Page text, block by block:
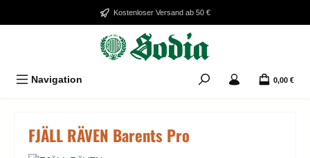
Zum Hauptinhalt springenKostenloser Versand ab 50 €
Navigation 0,00 €
FJÄLL RÄVEN Barents Pro